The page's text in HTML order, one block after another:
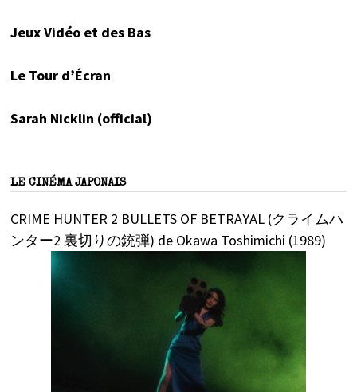
Jeux Vidéo et des Bas
Le Tour d’Écran
Sarah Nicklin (official)
LE CINÉMA JAPONAIS
CRIME HUNTER 2 BULLETS OF BETRAYAL (クライムハ
ンター2 裏切りの銃弾) de Okawa Toshimichi (1989)